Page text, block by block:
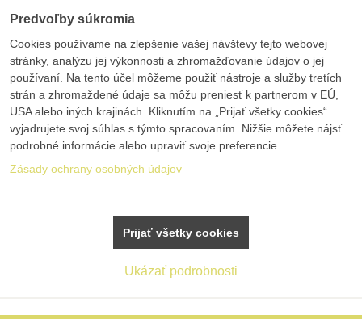
Predvoľby súkromia
Cookies používame na zlepšenie vašej návštevy tejto webovej
stránky, analýzu jej výkonnosti a zhromažďovanie údajov o jej
používaní. Na tento účel môžeme použiť nástroje a služby tretích
strán a zhromaždené údaje sa môžu preniesť k partnerom v EÚ,
USA alebo iných krajinách. Kliknutím na „Prijať všetky cookies“
vyjadrujete svoj súhlas s týmto spracovaním. Nižšie môžete nájsť
podrobné informácie alebo upraviť svoje preferencie.
Zásady ochrany osobných údajov
Ukázať podrobnosti
Prijať všetky cookies